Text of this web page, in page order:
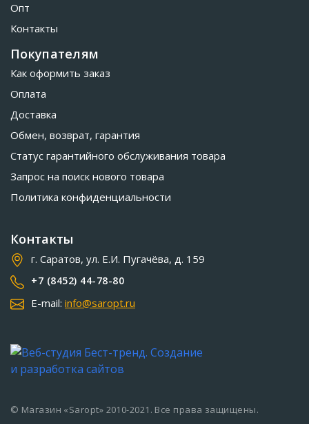
Опт
Контакты
Покупателям
Как оформить заказ
Оплата
Доставка
Обмен, возврат, гарантия
Статус гарантийного обслуживания товара
Запрос на поиск нового товара
Политика конфиденциальности
Контакты
г. Саратов, ул. Е.И. Пугачёва, д. 159
+7 (8452) 44-78-80
E-mail: info@saropt.ru
© Магазин «Saropt» 2010-2021. Все права защищены.